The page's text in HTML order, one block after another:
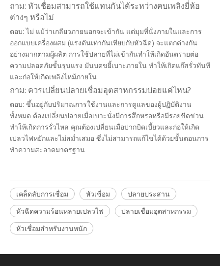
ถาม: หัวเชื่อมสามารถใช้แทนกันได้ระหว่างคบเพลิงยี่ห้อ
ต่างๆ หรือไม่
ตอบ: ไม่ แม้ว่าเกลียวภายนอกจะเข้ากัน แต่มุมที่นั่งภายในและการ
ออกแบบเครื่องผสม (แรงดันเท่ากันเทียบกับหัวฉีด) จะแตกต่างกัน
อย่างมากตามผู้ผลิต การใช้ปลายที่ไม่เข้ากันทำให้เกิดอันตรายต่อ
ความปลอดภัยขั้นรุนแรง มันบดขยี้เบาะภายใน ทำให้เกิดแก๊สรั่วทันที
และก่อให้เกิดเพลิงไหม้ภายใน
ถาม: ควรเปลี่ยนปลายเชื่อมอุตสาหกรรมบ่อยแค่ไหน?
ตอบ: ขึ้นอยู่กับปริมาณการใช้งานและการดูแลของผู้ปฏิบัติงาน
ทั้งหมด ต้องเปลี่ยนปลายเมื่อเบาะนั่งมีการสึกหรอหรือมีรอยขีดข่วน
ทำให้เกิดการรั่วไหล คุณต้องเปลี่ยนเมื่อปากบิดเบี้ยวและก่อให้เกิด
เปลวไฟหยักและไม่สม่ำเสมอ ซึ่งไม่สามารถแก้ไขได้ด้วยขั้นตอนการ
ทำความสะอาดมาตรฐาน
เคล็ดลับการเชื่อม หัวเชื่อม
ปลายประสาน
หัวฉีดความร้อนหลายเปลวไฟ
ปลายเชื่อมอุตสาหกรรม
หัวเชื่อมสำหรับงานหนัก